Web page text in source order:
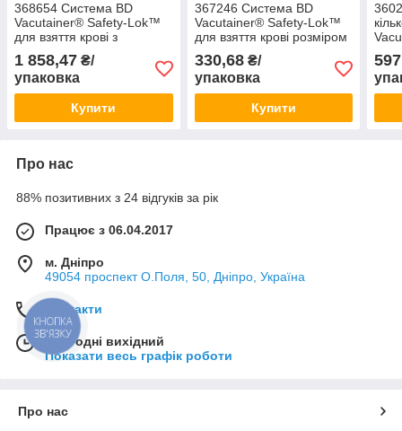
368654 Система BD
Vacutainer® Safety-Lok™
для взяття крові з
розміром 21Gx0.75”;
довжина 178 мм (25шт)
1 858,47 ₴/
упаковка
Купити
367246 Система BD
Vacutainer® Safety-Lok™
для взяття крові розміром
330,68₴/
упаковка
Купити
Про нас
88% позитивних з 24 відгуків за рік
Працює з 06.04.2017
м. Дніпро
49054 проспект О.Поля, 50, Дніпро, Україна
Контакти
Сьогодні вихідний
Показати весь графік роботи
Про нас
КНОПКА
ЗВ'ЯЗКУ